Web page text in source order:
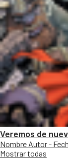
Veremos de
Nombre Autor -
Mostrar todas